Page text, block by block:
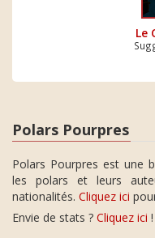
Le
Polars Pourpres
Polars Pourpres est une
les polars et leurs
nationalités. Cliquez ici
Envie de stats ? Cliquez ici !